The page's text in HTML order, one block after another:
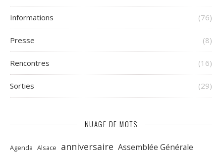
Informations (76)
Presse (8)
Rencontres (16)
Sorties (29)
NUAGE DE MOTS
Agenda Alsace anniversaire Assemblée Générale